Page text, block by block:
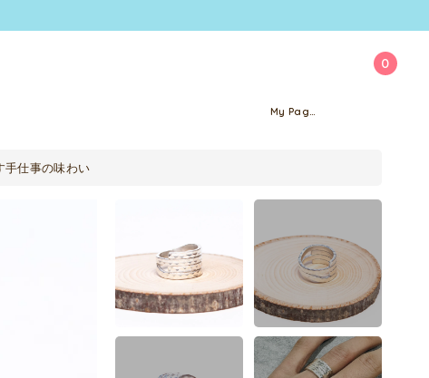
0
My Page
手仕事の味わい